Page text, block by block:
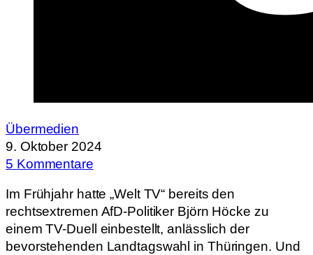
Übermedien
9. Oktober 2024
5 Kommentare
Im Frühjahr hatte „Welt TV“ bereits den
rechtsextremen AfD-Politiker Björn Höcke zu
einem TV-Duell einbestellt, anlässlich der
bevorstehenden Landtagswahl in Thüringen. Und